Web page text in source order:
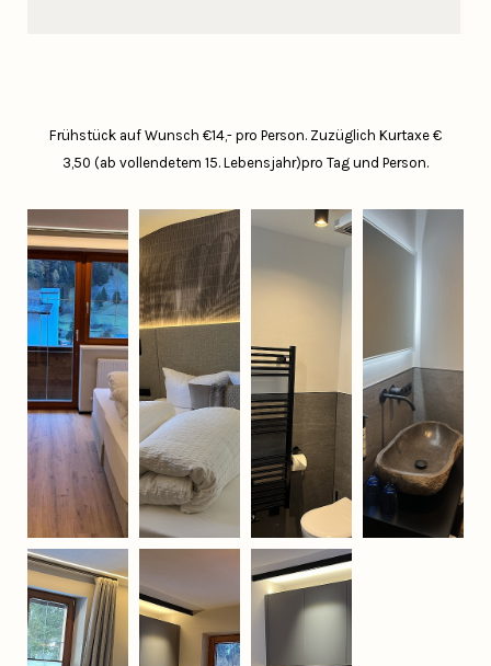
Frühstück auf Wunsch €14,- pro Person. Zuzüglich Kurtaxe €
3,50 (ab vollendetem 15. Lebensjahr)pro Tag und Person.